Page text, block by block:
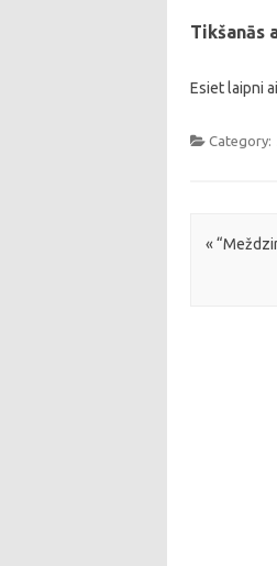
Tikšanās
Esiet laipni
Category:
Post
«